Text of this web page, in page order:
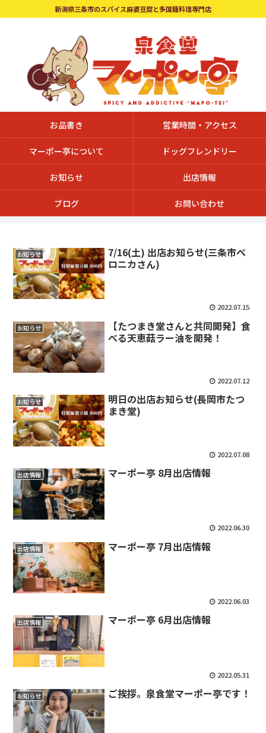
新潟県三条市のスパイス麻婆豆腐と多国籍料理専門店
お品書き 営業時間・アクセス
マーポー亭について ドッグフレンドリー
お知らせ 出店情報
ブログ お問い合わせ
お知らせ
7/16(土) 出店お知らせ(三条市ベ
ロニカさん)
2022.07.15
お知らせ
【たつまき堂さんと共同開発】食
べる天恵菇ラー油を開発！
2022.07.12
お知らせ
明日の出店お知らせ(長岡市たつ
まき堂)
2022.07.08
出店情報 マーポー亭 8月出店情報
2022.06.30
出店情報 マーポー亭 7月出店情報
2022.06.03
出店情報 マーポー亭 6月出店情報
2022.05.31
お知らせ ご挨拶。泉食堂マーポー亭です！